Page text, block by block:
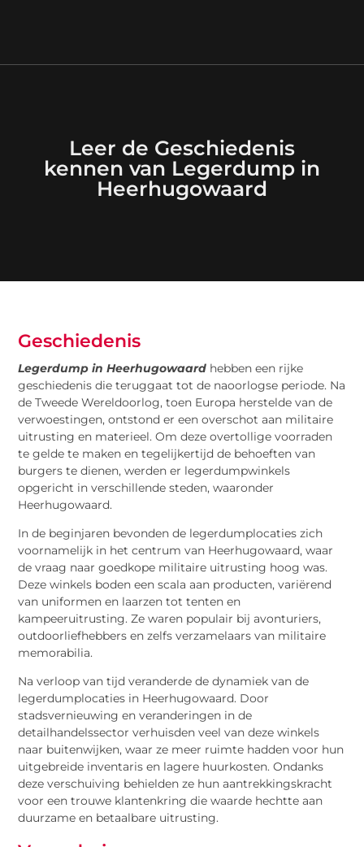
Leer de Geschiedenis
kennen van Legerdump in
Heerhugowaard
Geschiedenis
Legerdump in Heerhugowaard hebben een rijke
geschiedenis die teruggaat tot de naoorlogse periode. Na
de Tweede Wereldoorlog, toen Europa herstelde van de
verwoestingen, ontstond er een overschot aan militaire
uitrusting en materieel. Om deze overtollige voorraden
te gelde te maken en tegelijkertijd de behoeften van
burgers te dienen, werden er legerdumpwinkels
opgericht in verschillende steden, waaronder
Heerhugowaard.
In de beginjaren bevonden de legerdumplocaties zich
voornamelijk in het centrum van Heerhugowaard, waar
de vraag naar goedkope militaire uitrusting hoog was.
Deze winkels boden een scala aan producten, variërend
van uniformen en laarzen tot tenten en
kampeeruitrusting. Ze waren populair bij avonturiers,
outdoorliefhebbers en zelfs verzamelaars van militaire
memorabilia.
Na verloop van tijd veranderde de dynamiek van de
legerdumplocaties in Heerhugowaard. Door
stadsvernieuwing en veranderingen in de
detailhandelssector verhuisden veel van deze winkels
naar buitenwijken, waar ze meer ruimte hadden voor hun
uitgebreide inventaris en lagere huurkosten. Ondanks
deze verschuiving behielden ze hun aantrekkingskracht
voor een trouwe klantenkring die waarde hechtte aan
duurzame en betaalbare uitrusting.